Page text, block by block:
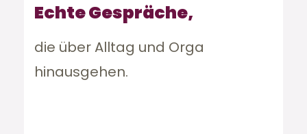
Echte Gespräche,
die über Alltag und Orga
hinausgehen.